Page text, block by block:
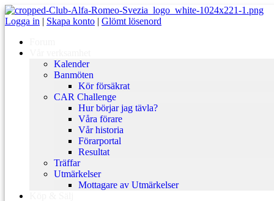
Logga in | Skapa konto | Glömt lösenord
Kalender
Banmöten
Kör försäkrat
CAR Challenge
Hur börjar jag tävla?
Våra förare
Vår historia
Förarportal
Resultat
Träffar
Utmärkelser
Mottagare av Utmärkelser